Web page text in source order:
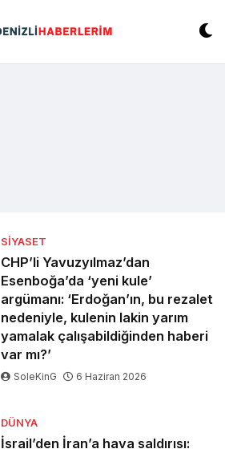
SIYASET
CHP’li Yavuzyılmaz’dan
Esenboğa’da ‘yeni kule’
argümanı: ‘Erdoğan’ın, bu rezalet
nedeniyle, kulenin lakin yarım
yamalak çalışabildiğinden haberi
var mı?’
SoleKinG 6 Haziran 2026
DÜNYA
İsrail’den İran’a hava saldırısı: